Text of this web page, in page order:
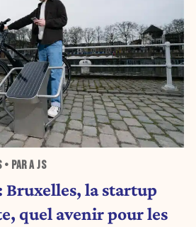
• PAR A JS
Bruxelles, la startup
quel avenir pour les